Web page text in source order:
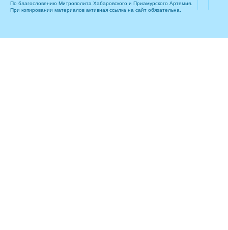
По благословению Митрополита Хабаровского и Приамурского Артемия.
При копировании материалов активная ссылка на сайт обязательна.